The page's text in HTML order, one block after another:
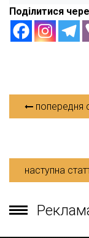
Поділитися
попередня
наступна